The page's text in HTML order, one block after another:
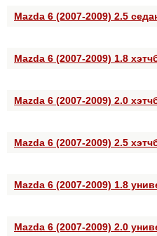
Mazda 6 (2007-2009) 2.5
Mazda 6 (2007-2009) 1.8
Mazda 6 (2007-2009) 2.0
Mazda 6 (2007-2009) 2.5
Mazda 6 (2007-2009) 1.8
Mazda 6 (2007-2009) 2.0